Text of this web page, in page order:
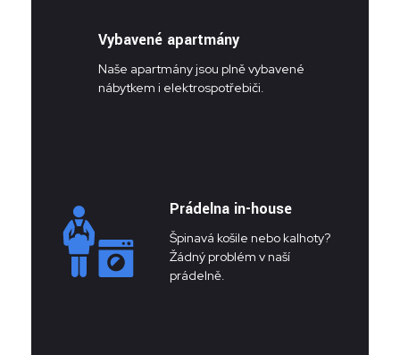
Vybavené apartmány
Naše apartmány jsou plně vybavené
nábytkem i elektrospotřebiči.
Prádelna in-house
Špinavá košile nebo kalhoty?
Žádný problém v naší
prádelně.